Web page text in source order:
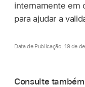
internamente em
para ajudar a
Data de Publicação: 19 de
Consulte também